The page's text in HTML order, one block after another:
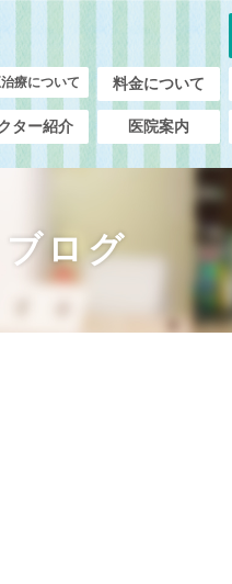
療について 料金について
ター紹介 医院案内
ブログ